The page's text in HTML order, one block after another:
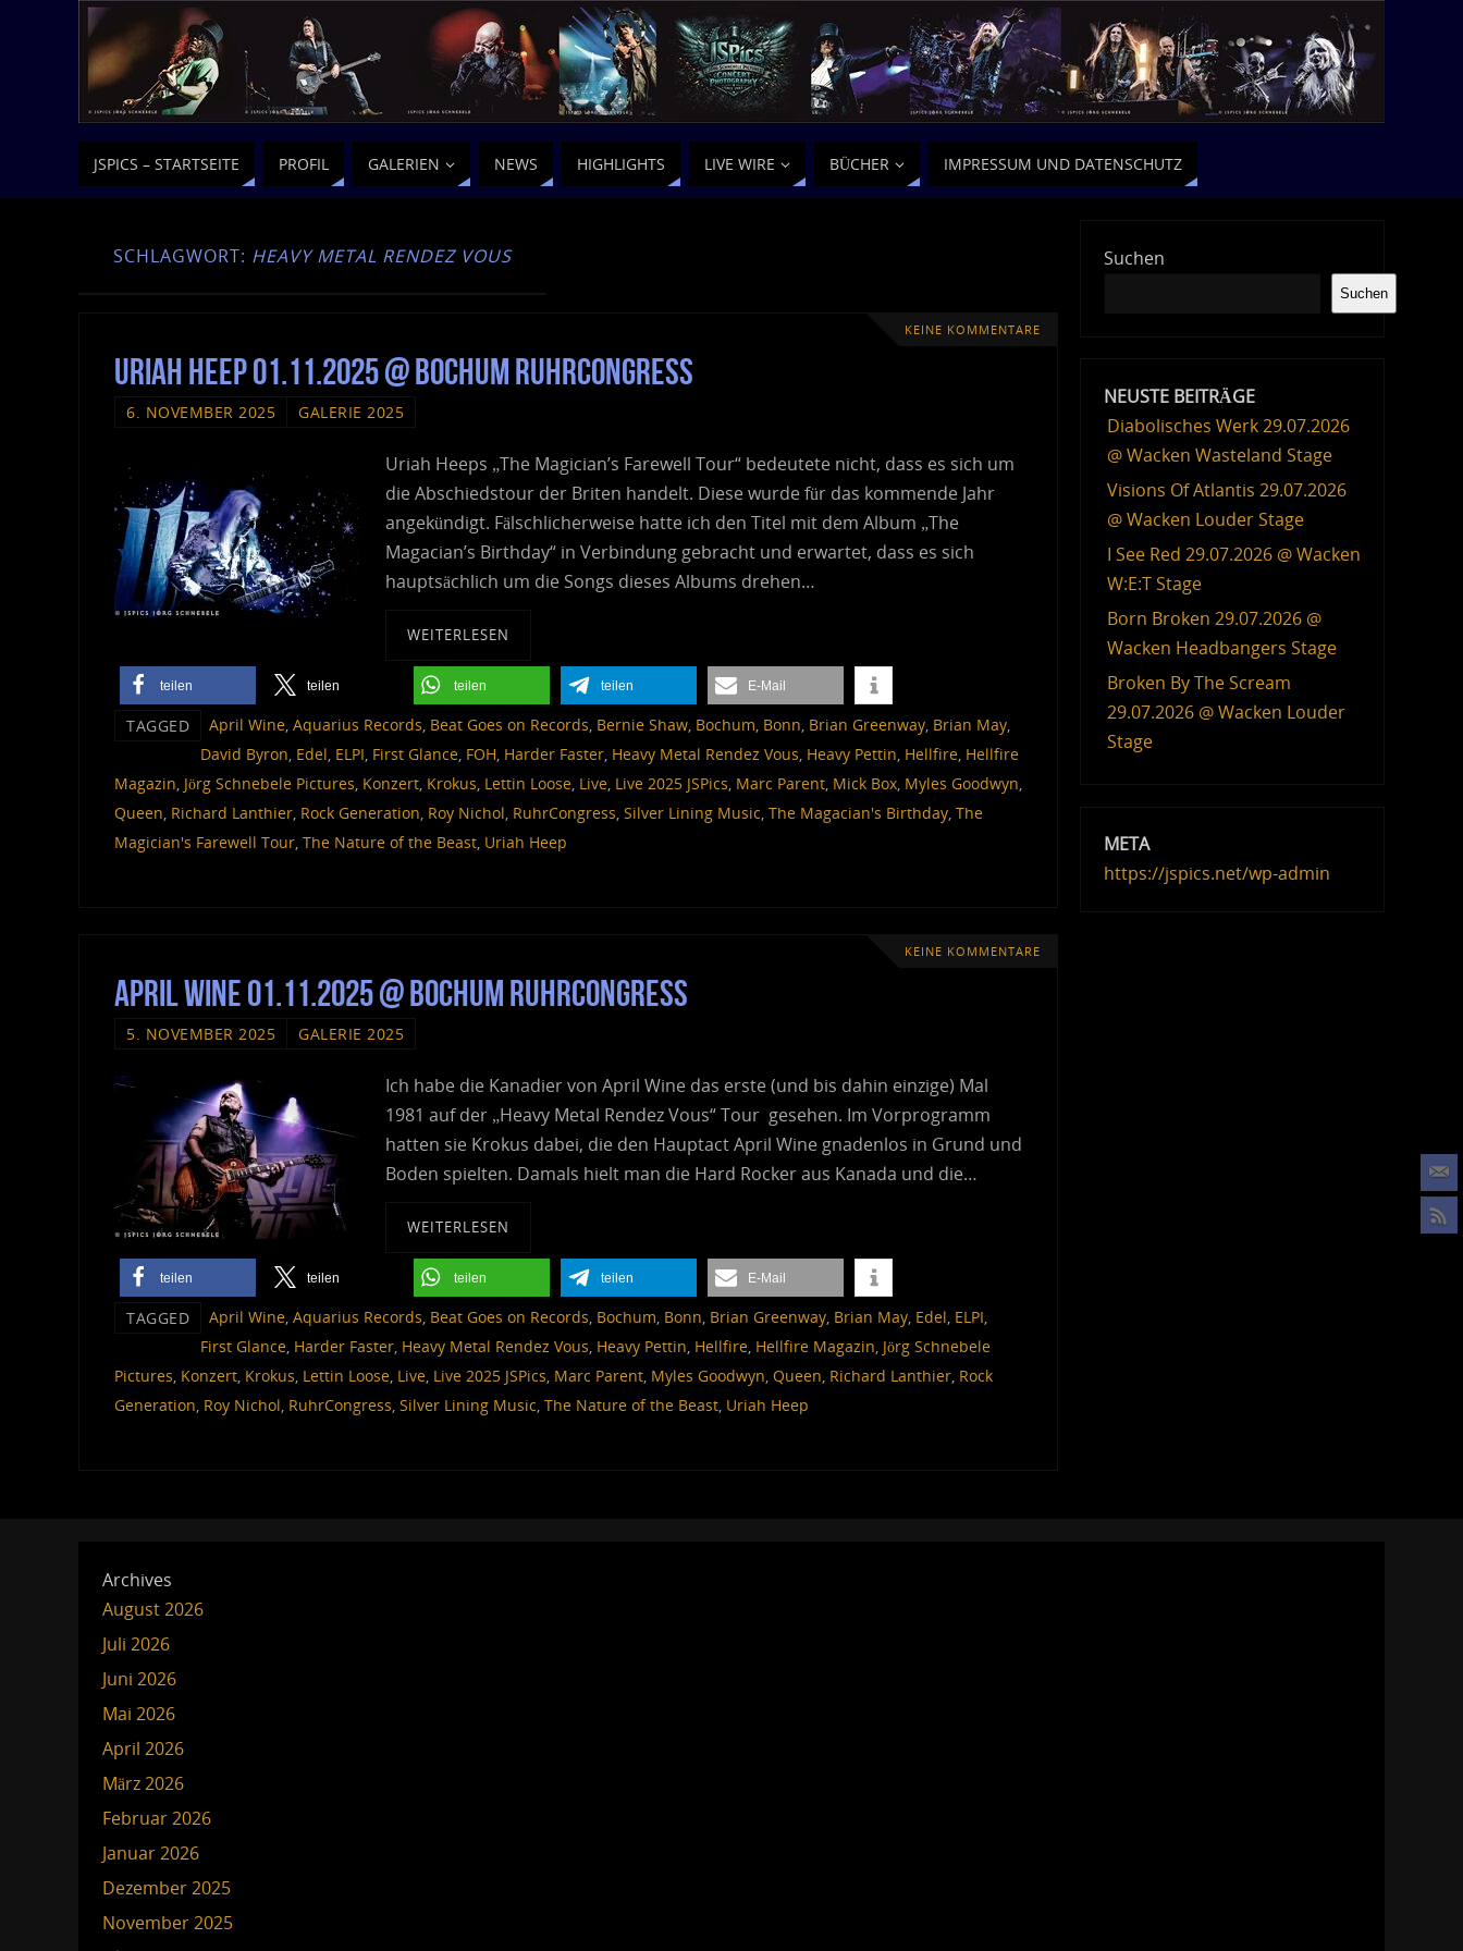
JSPICS – STARTSEITE PROFIL GALERIEN NEWS HIGHLIGHTS LIVE WIRE BÜCHER IMPRESSUM UND DATENSCHUTZ
SCHLAGWORT: HEAVY METAL RENDEZ VOUS
KEINE KOMMENTARE
Uriah Heep 01.11.2025 @ Bochum RuhrCongress
6. NOVEMBER 2025 GALERIE 2025
Uriah Heeps „The Magician’s Farewell Tour“ bedeutete nicht, dass es sich um
die Abschiedstour der Briten handelt. Diese wurde für das kommende Jahr
angekündigt. Fälschlicherweise hatte ich den Titel mit dem Album „The
Magacian’s Birthday“ in Verbindung gebracht und erwartet, dass es sich
hauptsächlich um die Songs dieses Albums drehen…
WEITERLESEN
teilen teilen teilen teilen E-Mail
TAGGED April Wine, Aquarius Records, Beat Goes on Records, Bernie Shaw, Bochum, Bonn, Brian Greenway, Brian May,
David Byron, Edel, ELPI, First Glance, FOH, Harder Faster, Heavy Metal Rendez Vous, Heavy Pettin, Hellfire, Hellfire
Magazin, Jörg Schnebele Pictures, Konzert, Krokus, Lettin Loose, Live, Live 2025 JSPics, Marc Parent, Mick Box, Myles Goodwyn,
Queen, Richard Lanthier, Rock Generation, Roy Nichol, RuhrCongress, Silver Lining Music, The Magacian's Birthday, The
Magician's Farewell Tour, The Nature of the Beast, Uriah Heep
KEINE KOMMENTARE
April Wine 01.11.2025 @ Bochum RuhrCongress
5. NOVEMBER 2025 GALERIE 2025
Ich habe die Kanadier von April Wine das erste (und bis dahin einzige) Mal
1981 auf der „Heavy Metal Rendez Vous“ Tour gesehen. Im Vorprogramm
hatten sie Krokus dabei, die den Hauptact April Wine gnadenlos in Grund und
Boden spielten. Damals hielt man die Hard Rocker aus Kanada und die…
WEITERLESEN
teilen teilen teilen teilen E-Mail
TAGGED April Wine, Aquarius Records, Beat Goes on Records, Bochum, Bonn, Brian Greenway, Brian May, Edel, ELPI,
First Glance, Harder Faster, Heavy Metal Rendez Vous, Heavy Pettin, Hellfire, Hellfire Magazin, Jörg Schnebele
Pictures, Konzert, Krokus, Lettin Loose, Live, Live 2025 JSPics, Marc Parent, Myles Goodwyn, Queen, Richard Lanthier, Rock
Generation, Roy Nichol, RuhrCongress, Silver Lining Music, The Nature of the Beast, Uriah Heep
Suchen
Suchen
NEUSTE BEITRÄGE
Diabolisches Werk 29.07.2026
@ Wacken Wasteland Stage
Visions Of Atlantis 29.07.2026
@ Wacken Louder Stage
I See Red 29.07.2026 @ Wacken
W:E:T Stage
Born Broken 29.07.2026 @
Wacken Headbangers Stage
Broken By The Scream
29.07.2026 @ Wacken Louder
Stage
META
https://jspics.net/wp-admin
Archives
August 2026
Juli 2026
Juni 2026
Mai 2026
April 2026
März 2026
Februar 2026
Januar 2026
Dezember 2025
November 2025